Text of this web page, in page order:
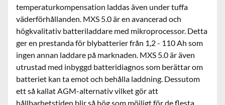
temperaturkompensation laddas även under tuffa
väderförhållanden. MXS 5.0 är en avancerad och
högkvalitativ batteriladdare med mikroprocessor. Detta
ger en prestanda för blybatterier från 1,2 - 110 Ah som
ingen annan laddare på marknaden. MXS 5.0 är även
utrustad med inbyggd batteridiagnos som berättar om
batteriet kan ta emot och behålla laddning. Dessutom
ett så kallat AGM-alternativ vilket gör att
hållbarhetstiden blir så hög som möjligt för de flesta